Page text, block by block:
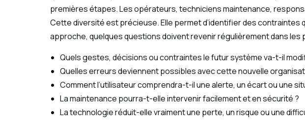
premières étapes. Les opérateurs, techniciens maintenance,
Cette diversité est précieuse. Elle permet d’identifier des
approche, quelques questions doivent revenir régulièrement dans les
Quels gestes, décisions ou contraintes le futur système va-t-il
Quelles erreurs deviennent possibles avec cette nouvelle
Comment l’utilisateur comprendra-t-il une alerte, un écart ou une
La maintenance pourra-t-elle intervenir facilement et en sécurité ?
La technologie réduit-elle vraiment une perte, un risque ou une